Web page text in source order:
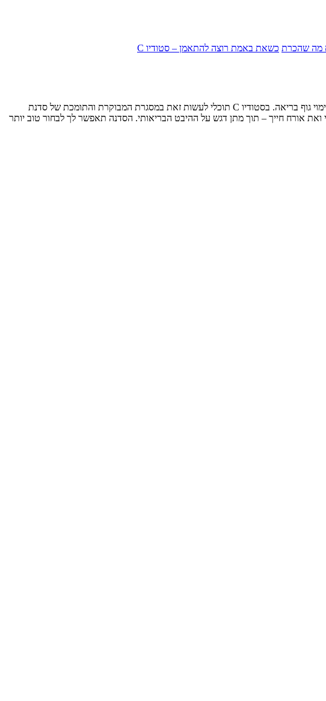
כשאת באמת רוצה להתאמן – סטודיו C
כשאת מגיעה לגיל ההתבגרות חלים בגופך שינויים דרמטיים, עקב שינויים הורמונליים. זה בדיוק הזמן לרכוש הרגלי תזונה נכונה ותפיסת דימוי גוף בריאה. בסטודיו C תוכלי לעשות זאת במסגרת המבוקרת והתומכת של סדנת
ואת אורח חייך – תוך מתן דגש על ההיבט הבריאותי. הסדנה תאפשר לך לבחור טוב יותר